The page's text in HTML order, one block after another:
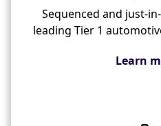
Sequenced and just-
leading Tier 1
Learn